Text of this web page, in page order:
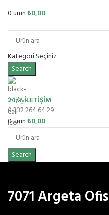
0ürün₺0,00
Kategori Seçiniz
Search
24/7 İLETİŞİM
0 232 264 64 29
0ürün₺0,00
Search
7071 Argeta